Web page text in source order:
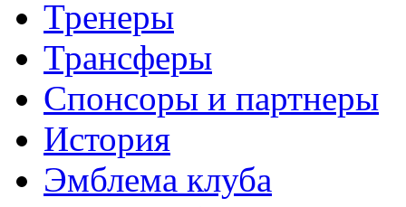
Тренеры
Трансферы
Спонсоры и партнеры
История
Эмблема клуба